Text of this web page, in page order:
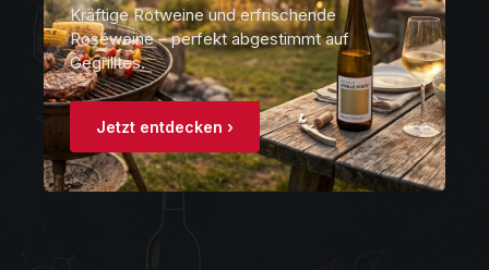
Kräftige Rotweine und erfrischende
Roséweine – perfekt abgestimmt auf
Gegrilltes.
Jetzt entdecken ›